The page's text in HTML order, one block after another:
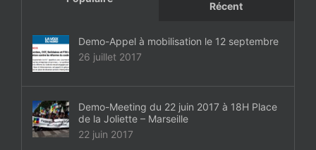
Récent
Demo-Appel à mobilisation le 12 septembre
26 juillet 2017
Demo-Meeting du 22 juin 2017 à 18H Place
de la Joliette – Marseille
22 juin 2017